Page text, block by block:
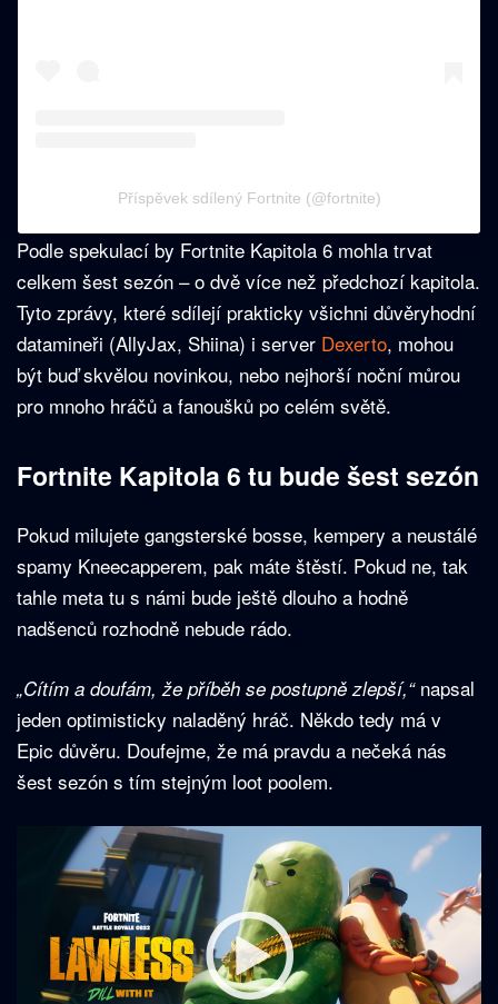
Příspěvek sdílený Fortnite (@fortnite)
Podle spekulací by Fortnite Kapitola 6 mohla trvat
celkem šest sezón – o dvě více než předchozí kapitola.
Tyto zprávy, které sdílejí prakticky všichni důvěryhodní
datamineři (AllyJax, Shiina) i server Dexerto, mohou
být buď skvělou novinkou, nebo nejhorší noční můrou
pro mnoho hráčů a fanoušků po celém světě.
Fortnite Kapitola 6 tu bude šest sezón
Pokud milujete gangsterské bosse, kempery a neustálé
spamy Kneecapperem, pak máte štěstí. Pokud ne, tak
tahle meta tu s námi bude ještě dlouho a hodně
nadšenců rozhodně nebude rádo.
„Cítím a doufám, že příběh se postupně zlepší,“napsal
jeden optimisticky naladěný hráč. Někdo tedy má v
Epic důvěru. Doufejme, že má pravdu a nečeká nás
šest sezón s tím stejným loot poolem.